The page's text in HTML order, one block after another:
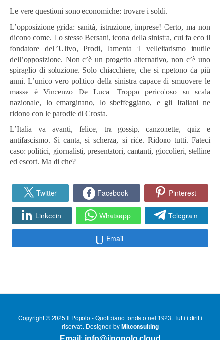
Le vere questioni sono economiche: trovare i soldi.
L’opposizione grida: sanità, istruzione, imprese! Certo, ma non
dicono come. Lo stesso Bersani, icona della sinistra, cui fa eco il
fondatore dell’Ulivo, Prodi, lamenta il velleitarismo inutile
dell’opposizione. Non c’è un progetto alternativo, non c’è uno
spiraglio di soluzione. Solo chiacchiere, che si ripetono da più
anni. L’unico vero politico della sinistra capace di smuovere le
masse è Vincenzo De Luca. Troppo pericoloso su scala
nazionale, lo emarginano, lo sbeffeggiano, e gli Italiani ne
ridono con le parodie di Crosta.
L’Italia va avanti, felice, tra gossip, canzonette, quiz e
antifascismo. Si canta, si scherza, si ride. Ridono tutti. Fateci
caso: politici, giornalisti, presentatori, cantanti, giocolieri, stelline
ed escort. Ma di che?
Twitter Facebook Pinterest
Linkedin Whatsapp Telegram
Email
Copyright © 2025 Il Popolo - Quotidiano fondato nel 1923. Tutti i diritti
riservati. Designed byMitconsulting
Email: info@ilpopolo.cloud